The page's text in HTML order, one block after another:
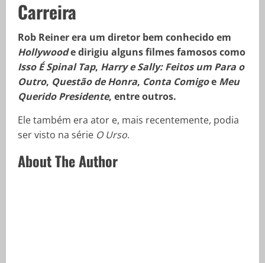
Carreira
Rob Reiner era um diretor bem conhecido em
Hollywoode dirigiu alguns filmes famosos como
Isso É Spinal Tap, Harry e Sally: Feitos um Para o
Outro, Questão de Honra, Conta Comigoe Meu
Querido Presidente, entre outros.
Ele também era ator e, mais recentemente, podia
ser visto na série O Urso.
About The Author